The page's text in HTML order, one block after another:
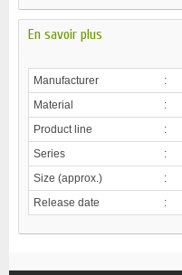
En savoir plus
Manufacturer :
Material
:
Product line
:
Series
:
Size (approx.)
:
Release date
: